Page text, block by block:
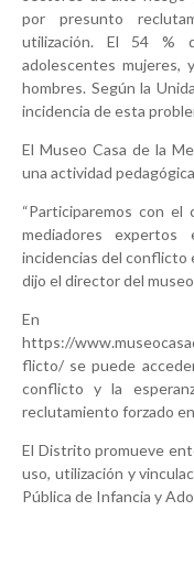
por presunto
utilización. El 54 %
adolescentes
hombres. Según la
incidencia de esta
El Museo Casa de la
una actividad
“Participaremos con el
mediadores
incidencias del conflicto
dijo el director del
En
https://
flicto/ se puede
conflicto y la
reclutamiento forzado
El Distrito promueve
uso, utilización y
Pública de Infancia y